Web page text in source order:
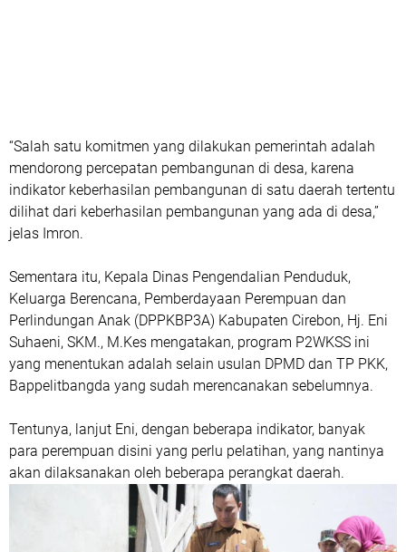
“Salah satu komitmen yang dilakukan pemerintah adalah
mendorong percepatan pembangunan di desa, karena
indikator keberhasilan pembangunan di satu daerah tertentu
dilihat dari keberhasilan pembangunan yang ada di desa,”
jelas Imron.
Sementara itu, Kepala Dinas Pengendalian Penduduk,
Keluarga Berencana, Pemberdayaan Perempuan dan
Perlindungan Anak (DPPKBP3A) Kabupaten Cirebon, Hj. Eni
Suhaeni, SKM., M.Kes mengatakan, program P2WKSS ini
yang menentukan adalah selain usulan DPMD dan TP PKK,
Bappelitbangda yang sudah merencanakan sebelumnya.
Tentunya, lanjut Eni, dengan beberapa indikator, banyak
para perempuan disini yang perlu pelatihan, yang nantinya
akan dilaksanakan oleh beberapa perangkat daerah.